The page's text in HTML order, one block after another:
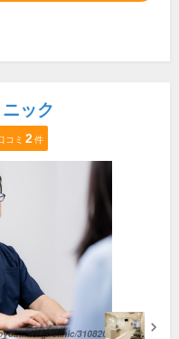
ック
コミ 2件